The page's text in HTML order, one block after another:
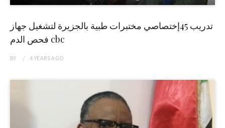
تدريب 45إختصاصي مختبرات طبية بالجزيرة لتشغيل جهاز
فحص الدم cbc
BY 4 YEARSAGO